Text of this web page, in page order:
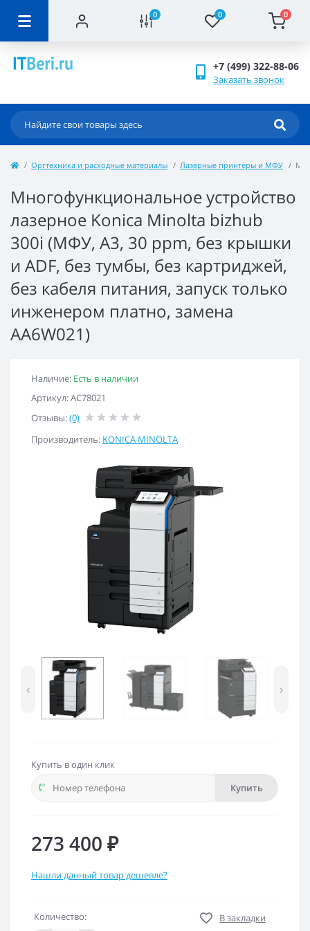
0 0 0
+7 (499) 322-88-06
Заказать звонок
Оргтехника и расходные материалы Лазерные принтеры и МФУ
Многофункциональное устройство
лазерное Konica Minolta bizhub
300i (МФУ, A3, 30 ppm, без крышки
и ADF, без тумбы, без картриджей,
без кабеля питания, запуск только
инженером платно, замена
AA6W021)
Наличие: Есть в наличии
Артикул: AC78021
Отзывы:(0)
Производитель: KONICA MINOLTA
‹ ›
Купить в один клик
Купить
273 400 ₽
Нашли данный товар дешевле?
Количество:
В закладки